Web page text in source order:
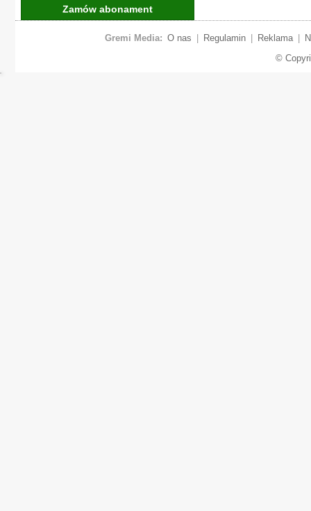
Zamów abonament
Gremi Media: O nas Regulamin Reklama
©